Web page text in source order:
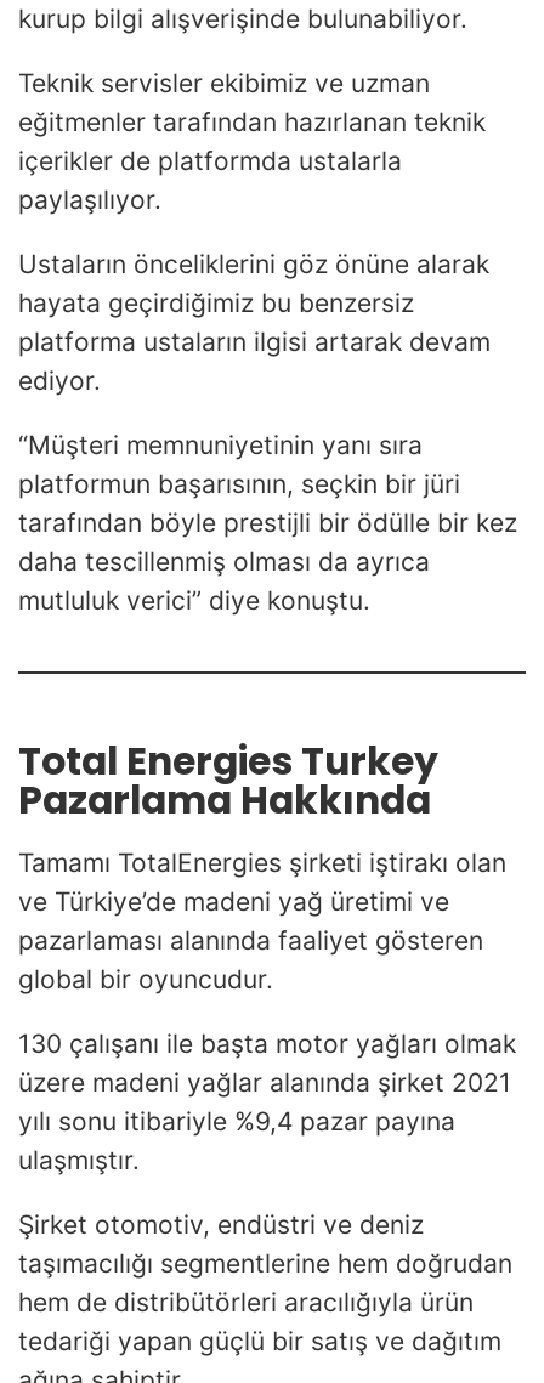
kurup bilgi alışverişinde bulunabiliyor.
Teknik servisler ekibimiz ve uzman
eğitmenler tarafından hazırlanan teknik
içerikler de platformda ustalarla
paylaşılıyor.
Ustaların önceliklerini göz önüne alarak
hayata geçirdiğimiz bu benzersiz
platforma ustaların ilgisi artarak devam
ediyor.
“Müşteri memnuniyetinin yanı sıra
platformun başarısının, seçkin bir jüri
tarafından böyle prestijli bir ödülle bir kez
daha tescillenmiş olması da ayrıca
mutluluk verici” diye konuştu.
Total Energies Turkey
Pazarlama Hakkında
Tamamı TotalEnergies şirketi iştirakı olan
ve Türkiye’de madeni yağ üretimi ve
pazarlaması alanında faaliyet gösteren
global bir oyuncudur.
130 çalışanı ile başta motor yağları olmak
üzere madeni yağlar alanında şirket 2021
yılı sonu itibariyle %9,4 pazar payına
ulaşmıştır.
Şirket otomotiv, endüstri ve deniz
taşımacılığı segmentlerine hem doğrudan
hem de distribütörleri aracılığıyla ürün
tedariği yapan güçlü bir satış ve dağıtım